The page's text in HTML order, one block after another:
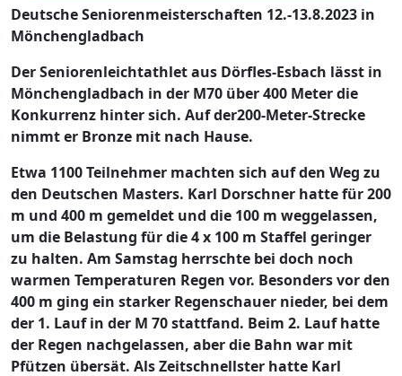
Deutsche Seniorenmeisterschaften 12.-13.8.2023 in
Mönchengladbach
Der Seniorenleichtathlet aus Dörfles-Esbach lässt in
Mönchengladbach in der M70 über 400 Meter die
Konkurrenz hinter sich. Auf der200-Meter-Strecke
nimmt er Bronze mit nach Hause.
Etwa 1100 Teilnehmer machten sich auf den Weg zu
den Deutschen Masters. Karl Dorschner hatte für 200
m und 400 m gemeldet und die 100 m weggelassen,
um die Belastung für die 4 x 100 m Staffel geringer
zu halten. Am Samstag herrschte bei doch noch
warmen Temperaturen Regen vor. Besonders vor den
400 m ging ein starker Regenschauer nieder, bei dem
der 1. Lauf in der M 70 stattfand. Beim 2. Lauf hatte
der Regen nachgelassen, aber die Bahn war mit
Pfützen übersät. Als Zeitschnellster hatte Karl